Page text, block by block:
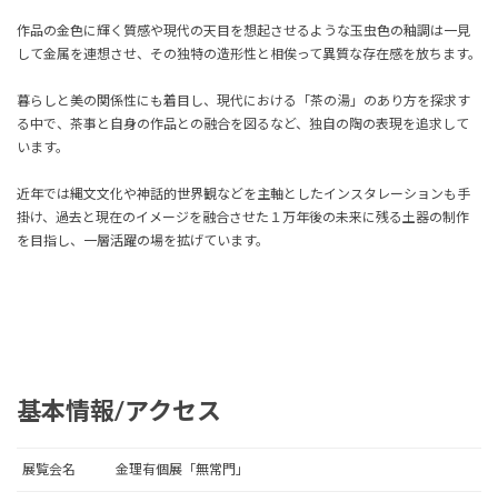
作品の金色に輝く質感や現代の天目を想起させるような玉虫色の釉調は一見
して金属を連想させ、その独特の造形性と相俟って異質な存在感を放ちます。
暮らしと美の関係性にも着目し、現代における「茶の湯」のあり方を探求す
る中で、茶事と自身の作品との融合を図るなど、独自の陶の表現を追求して
います。
近年では縄文文化や神話的世界観などを主軸としたインスタレーションも手
掛け、過去と現在のイメージを融合させた１万年後の未来に残る土器の制作
を目指し、一層活躍の場を拡げています。
基本情報/アクセス
展覧会名 金理有個展「無常門」